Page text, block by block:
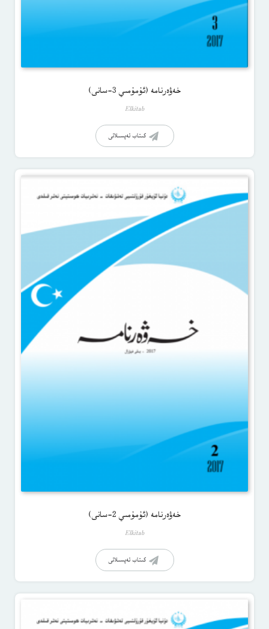
خەۋەرنامە (ئۇمۇمىي 3-سانى)
Elkitab
كىتاب تەپسىلاتى
خەۋەرنامە (ئۇمۇمىي 2-سانى)
Elkitab
كىتاب تەپسىلاتى